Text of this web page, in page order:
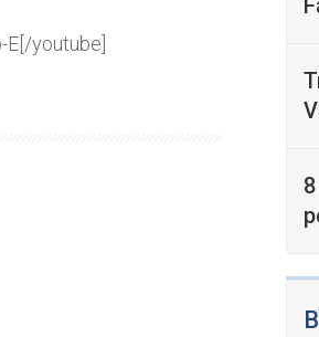
youtube]